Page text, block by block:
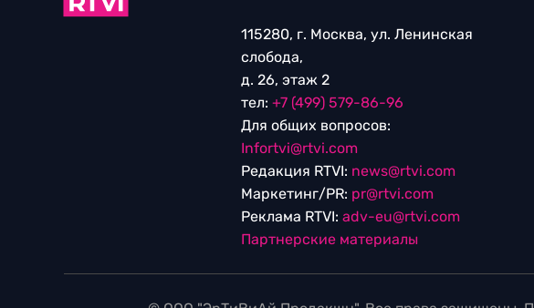
115280, г. Москва, ул. Ленинская
слобода,
д. 26, этаж 2
тел: +7 (499) 579-86-96
Для общих вопросов:
Infortvi@rtvi.com
Редакция RTVI: news@rtvi.com
Маркетинг/PR: pr@rtvi.com
Реклама RTVI: adv-eu@rtvi.com
Партнерские материалы